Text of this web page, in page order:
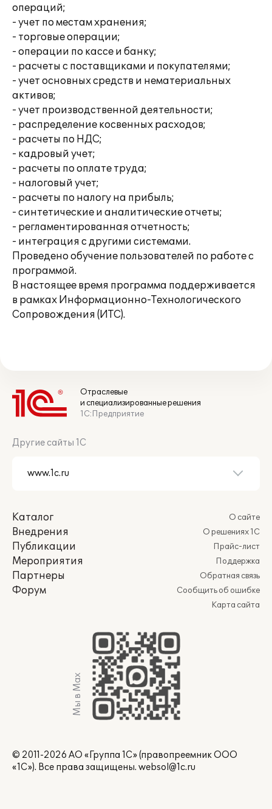
операций;
- учет по местам хранения;
- торговые операции;
- операции по кассе и банку;
- расчеты с поставщиками и покупателями;
- учет основных средств и нематериальных
активов;
- учет производственной деятельности;
- распределение косвенных расходов;
- расчеты по НДС;
- кадровый учет;
- расчеты по оплате труда;
- налоговый учет;
- расчеты по налогу на прибыль;
- синтетические и аналитические отчеты;
- регламентированная отчетность;
- интеграция с другими системами.
Проведено обучение пользователей по работе с
программой.
В настоящее время программа поддерживается
в рамках Информационно-Технологического
Сопровождения (ИТС).
Отраслевые
и специализированные решения
1С:Предприятие
Другие сайты 1С
Каталог
Внедрения
Публикации
Мероприятия
Партнеры
Форум
О сайте
О решениях 1С
Прайс-лист
Поддержка
Обратная связь
Сообщить об ошибке
Карта сайта
Мы в Max
© 2011-2026 АО «Группа 1С» (правопреемник ООО
«1С»). Все права защищены. websol@1c.ru